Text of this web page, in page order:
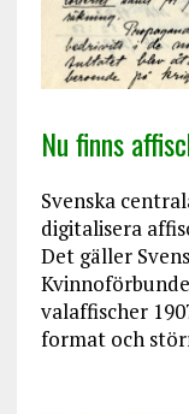
Nu finns
Svenska
digitalisera
Det gäller
valaffischer
format och